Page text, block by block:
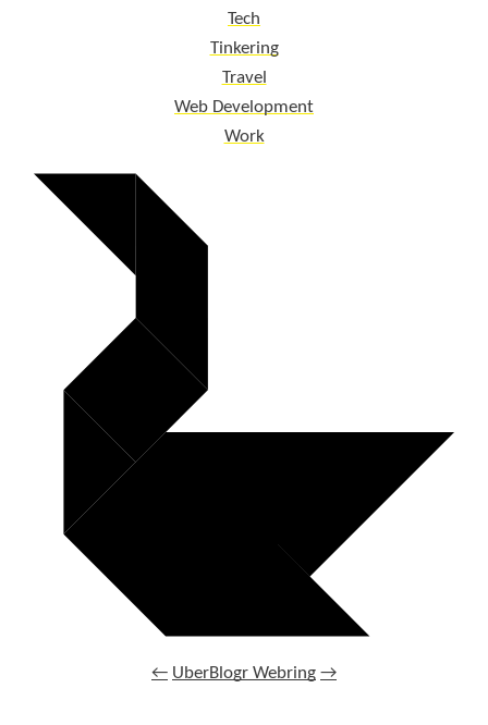
Tech
Tinkering
Travel
Web Development
Work
← UberBlogr Webring →